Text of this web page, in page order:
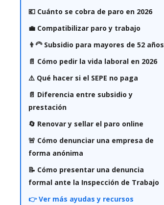
💶 Cuánto se cobra de paro en 2026
💼 Compatibilizar paro y trabajo
👨‍🦳 Subsidio para mayores de 52 años
📄 Cómo pedir la vida laboral en 2026
⚠️ Qué hacer si el SEPE no paga
📄 Diferencia entre subsidio y
prestación
🔄 Renovar y sellar el paro online
🚨 Cómo denunciar una empresa de
forma anónima
📝 Cómo presentar una denuncia
formal ante la Inspección de Trabajo
👉 Ver más ayudas y recursos